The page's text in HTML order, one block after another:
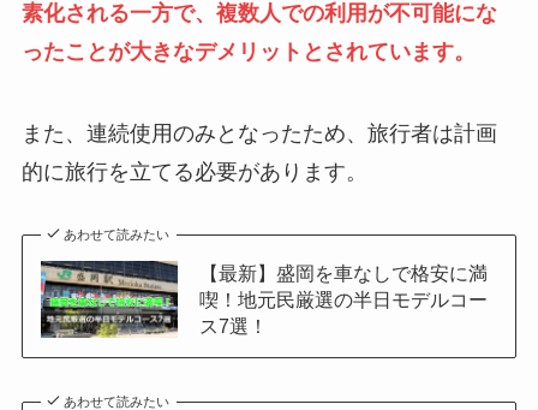
素化される一方で、複数人での利用が不可能にな
ったことが大きなデメリットとされています。
また、連続使用のみとなったため、旅行者は計画
的に旅行を立てる必要があります。
あわせて読みたい
【最新】盛岡を車なしで格安に満
喫！地元民厳選の半日モデルコー
ス7選！
あわせて読みたい